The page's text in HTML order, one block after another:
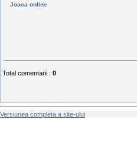
Joaca online
Total comentarii : 0
Versiunea completa a site-ului